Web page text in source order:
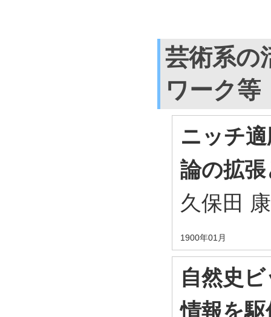
芸術系の
ワーク等
ニッチ
論の拡
久保田
1900年01月
自然史
情報を